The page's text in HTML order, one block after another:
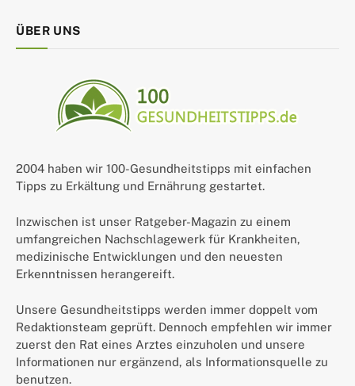
ÜBER UNS
2004 haben wir 100-Gesundheitstipps mit einfachen
Tipps zu Erkältung und Ernährung gestartet.
Inzwischen ist unser Ratgeber-Magazin zu einem
umfangreichen Nachschlagewerk für Krankheiten,
medizinische Entwicklungen und den neuesten
Erkenntnissen herangereift.
Unsere Gesundheitstipps werden immer doppelt vom
Redaktionsteam geprüft. Dennoch empfehlen wir immer
zuerst den Rat eines Arztes einzuholen und unsere
Informationen nur ergänzend, als Informationsquelle zu
benutzen.